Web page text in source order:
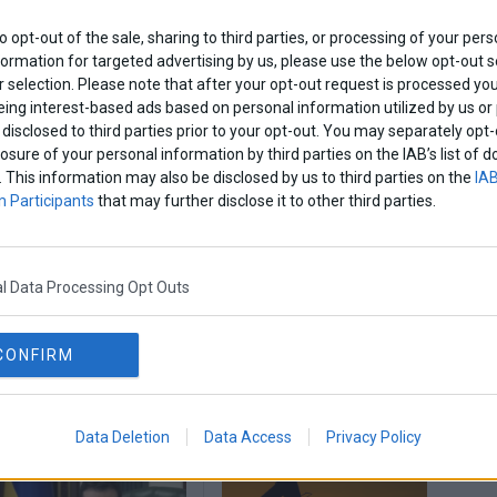
opt-out of the sale, sharing to third parties, or processing of your
for targeted advertising by us, please use the below opt-out
selection. Please note that after your opt-out request is processed
interest-based ads based on personal information utilized by us or
to third parties prior to your opt-out. You may separately
of your personal information by third parties on the IAB’s list of
This information may also be disclosed by us to third parties on the
Participants that may further disclose it to other third parties.
Data Processing Opt Outs
Data Deletion Data Access Privacy Policy
δικαιολογήσουν τον πολλαπλασιασμό των
Αλβανία δεν μπόρεσε να προσφέρει της
σχετικά με την παραγωγή των φρούτων και
σημείωσαν αύξηση τέσσερις φορές σε
εισαγωγες